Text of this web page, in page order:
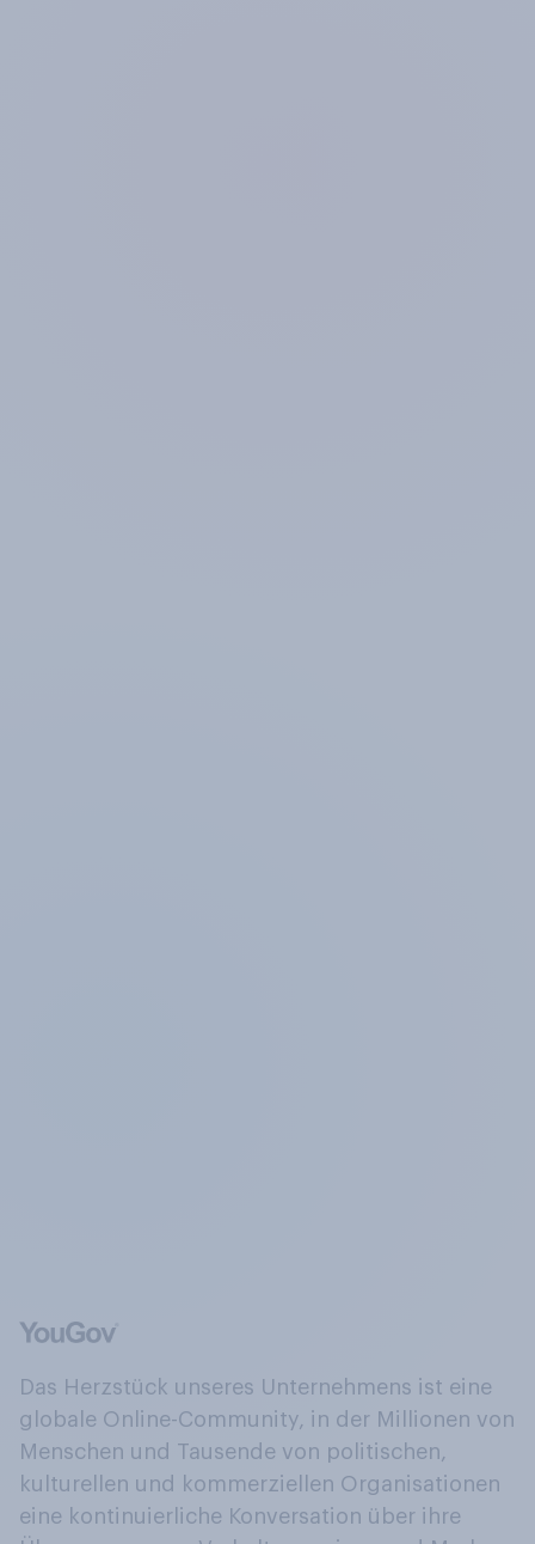
Das Herzstück unseres Unternehmens ist eine
globale Online-Community, in der Millionen von
Menschen und Tausende von politischen,
kulturellen und kommerziellen Organisationen
eine kontinuierliche Konversation über ihre